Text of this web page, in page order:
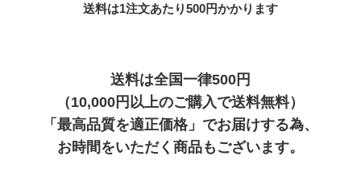
送料は1注文あたり500円かかります
送料は全国一律500円
（10,000円以上のご購入で送料無料）
「最高品質を適正価格」でお届けする為、
お時間をいただく商品もございます。